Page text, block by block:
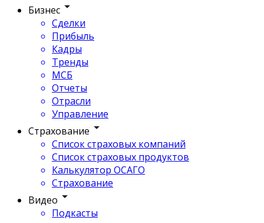
Бизнес
Сделки
Прибыль
Кадры
Тренды
МСБ
Отчеты
Отрасли
Управление
Страхование
Список страховых компаний
Список страховых продуктов
Калькулятор ОСАГО
Страхование
Видео
Подкасты